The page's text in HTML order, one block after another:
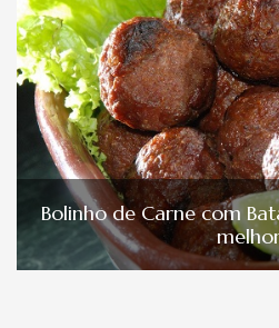
Bolinho de Carne com